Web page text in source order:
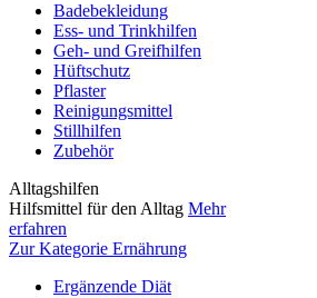
Badebekleidung
Ess- und Trinkhilfen
Geh- und Greifhilfen
Hüftschutz
Pflaster
Reinigungsmittel
Stillhilfen
Zubehör
Alltagshilfen
Hilfsmittel für den Alltag Mehr
erfahren
Zur Kategorie Ernährung
Ergänzende Diät